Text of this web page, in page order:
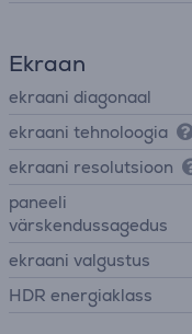
Ekraan
ekraani diagonaal
ekraani tehnoloogia
ekraani resolutsioon
paneeli
värskendussagedus
ekraani valgustus
HDR energiaklass